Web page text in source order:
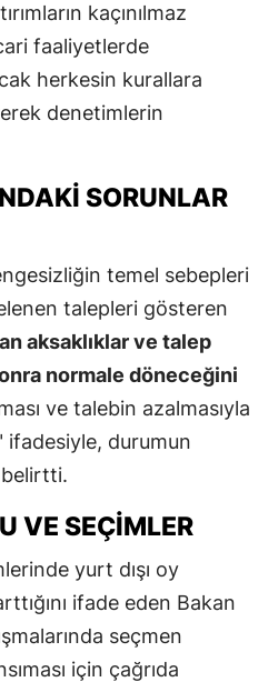
kaçınılmaz
faaliyetlerde
herkesin kurallara
denetimlerin
SORUNLAR
temel sebepleri
talepleri gösteren
aksaklıklar ve talep
normale döneceğini
ve talebin azalmasıyla
ifadesiyle, durumun
VE SEÇIMLER
yurt dışı oy
ifade eden Bakan
seçmen
için çağrıda